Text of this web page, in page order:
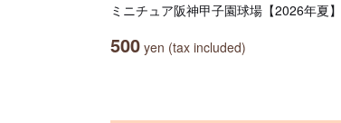
ミニチュア阪神甲子園球場【2026年夏】
500 yen (tax included)